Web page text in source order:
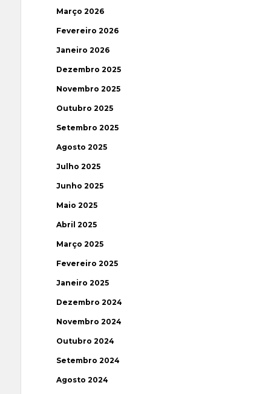
Março 2026
Fevereiro 2026
Janeiro 2026
Dezembro 2025
Novembro 2025
Outubro 2025
Setembro 2025
Agosto 2025
Julho 2025
Junho 2025
Maio 2025
Abril 2025
Março 2025
Fevereiro 2025
Janeiro 2025
Dezembro 2024
Novembro 2024
Outubro 2024
Setembro 2024
Agosto 2024